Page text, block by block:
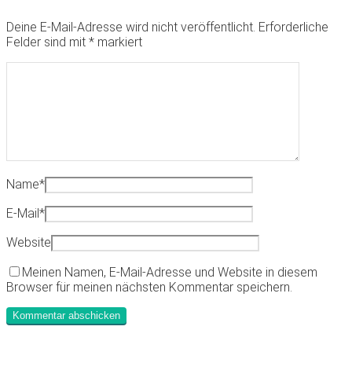
Deine E-Mail-Adresse wird nicht veröffentlicht. Erforderliche
Felder sind mit * markiert
Name*
E-Mail*
Website
Meinen Namen, E-Mail-Adresse und Website in diesem
Browser für meinen nächsten Kommentar speichern.